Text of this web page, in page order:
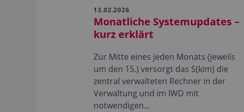
13.02.2026
Monatliche Systemupdates –
kurz erklärt
Zur Mitte eines jeden Monats (jeweils
um den 15.) versorgt das S(kim) die
zentral verwalteten Rechner in der
Verwaltung und im IWD mit
notwendigen…